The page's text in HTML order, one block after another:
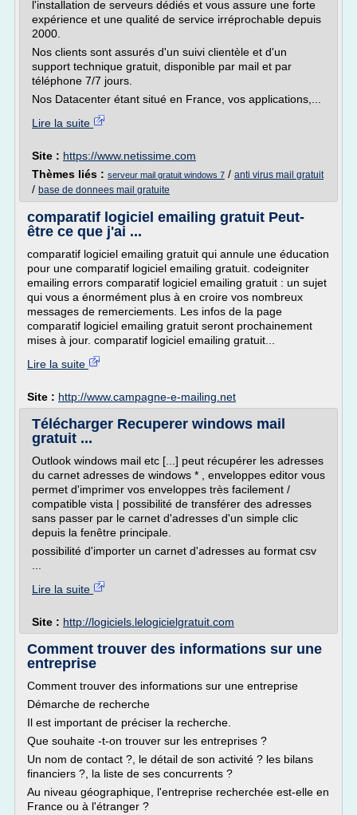
l'installation de serveurs dédiés et vous assure une forte
expérience et une qualité de service irréprochable depuis
2000.
Nos clients sont assurés d'un suivi clientèle et d'un
support technique gratuit, disponible par mail et par
téléphone 7/7 jours.
Nos Datacenter étant situé en France, vos applications,...
Lire la suite
Site : https://www.netissime.com
Thèmes liés : serveur mail gratuit windows 7 / anti virus mail gratuit
/ base de donnees mail gratuite
comparatif logiciel emailing gratuit Peut-
être ce que j'ai ...
comparatif logiciel emailing gratuit qui annule une éducation
pour une comparatif logiciel emailing gratuit. codeigniter
emailing errors comparatif logiciel emailing gratuit : un sujet
qui vous a énormément plus à en croire vos nombreux
messages de remerciements. Les infos de la page
comparatif logiciel emailing gratuit seront prochainement
mises à jour. comparatif logiciel emailing gratuit...
Lire la suite
Site : http://www.campagne-e-mailing.net
Télécharger Recuperer windows mail
gratuit ...
Outlook windows mail etc [...] peut récupérer les adresses
du carnet adresses de windows * , enveloppes editor vous
permet d'imprimer vos enveloppes très facilement /
compatible vista | possibilité de transférer des adresses
sans passer par le carnet d'adresses d'un simple clic
depuis la fenêtre principale.
possibilité d'importer un carnet d'adresses au format csv
Lire la suite
Site : http://logiciels.lelogicielgratuit.com
Comment trouver des informations sur une
entreprise
Comment trouver des informations sur une entreprise
Démarche de recherche
Il est important de préciser la recherche.
Que souhaite -t-on trouver sur les entreprises ?
Un nom de contact ?, le détail de son activité ? les bilans
financiers ?, la liste de ses concurrents ?
Au niveau géographique, l'entreprise recherchée est-elle en
France ou à l'étranger ?